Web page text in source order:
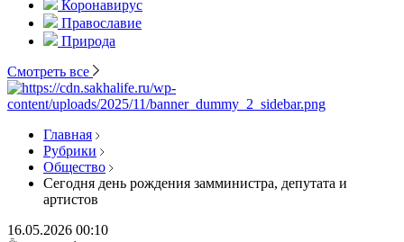
Коронавирус
Православие
Природа
Смотреть все
Главная
Рубрики
Общество
Сегодня день рождения замминистра, депутата и
артистов
16.05.2026 00:10